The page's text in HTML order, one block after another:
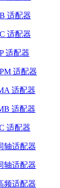
适配器
适配器
适配器
适配器
适配器
适配器
适配器
轴适配器
轴适配器
频适配器